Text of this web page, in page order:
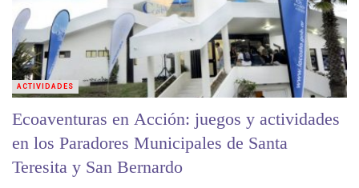
Ecoaventuras en Acción: juegos y actividades
en los Paradores Municipales de Santa
Teresita y San Bernardo
ACTIVIDADES